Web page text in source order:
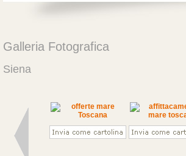
Galleria Fotografica
Siena